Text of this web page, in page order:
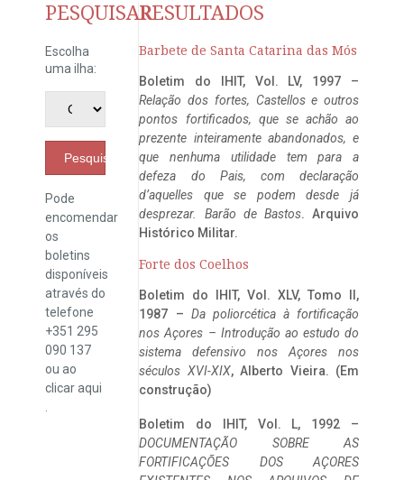
PESQUISAR
Escolha
uma ilha:
Pesquisar
Pode
encomendar
os
boletins
disponíveis
através do
telefone
+351 295
090 137
ou ao
clicaraqui
RESULTADOS
Barbete de Santa Catarina das Mós
Boletim do IHIT, Vol. LV, 1997 –
Relação dos fortes, Castellos e outros
pontos fortificados, que se achão ao
prezente inteiramente abandonados, e
que nenhuma utilidade tem para a
defeza do Pais, com declaração
d’aquelles que se podem desde já
desprezar. Barão de Bastos. Arquivo
Histórico Militar.
Forte dos Coelhos
Boletim do IHIT, Vol. XLV, Tomo II,
1987 – Da poliorcética à fortificação
nos Açores – Introdução ao estudo do
sistema defensivo nos Açores nos
séculos XVI-XIX, Alberto Vieira. (Em
construção)
Boletim do IHIT, Vol. L, 1992 –
DOCUMENTAÇÃO SOBRE AS
FORTIFICAÇÕES DOS AÇORES